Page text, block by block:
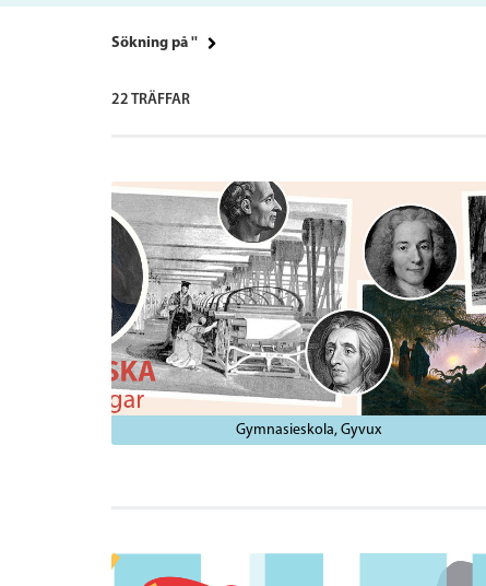
Sökning på ''
22 TRÄFFAR
Gymnasieskola Gyvux